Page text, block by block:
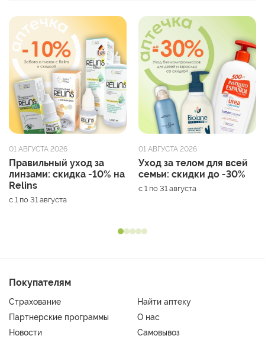
01 АВГУСТА 2026
Правильный уход за
линзами: скидка -10% на
Relins
с 1 по 31 августа
01 АВГУСТА 2026
Уход за телом для всей
семьи: скидки до -30%
с 1 по 31 августа
Покупателям
Страхование
Найти аптеку
Партнерские программы
О нас
Новости
Самовывоз